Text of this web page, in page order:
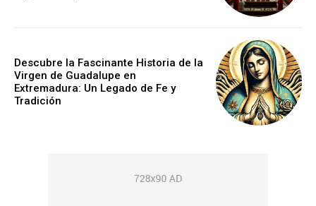
Descubre la Fascinante Historia de la
Virgen de Guadalupe en
Extremadura: Un Legado de Fe y
Tradición